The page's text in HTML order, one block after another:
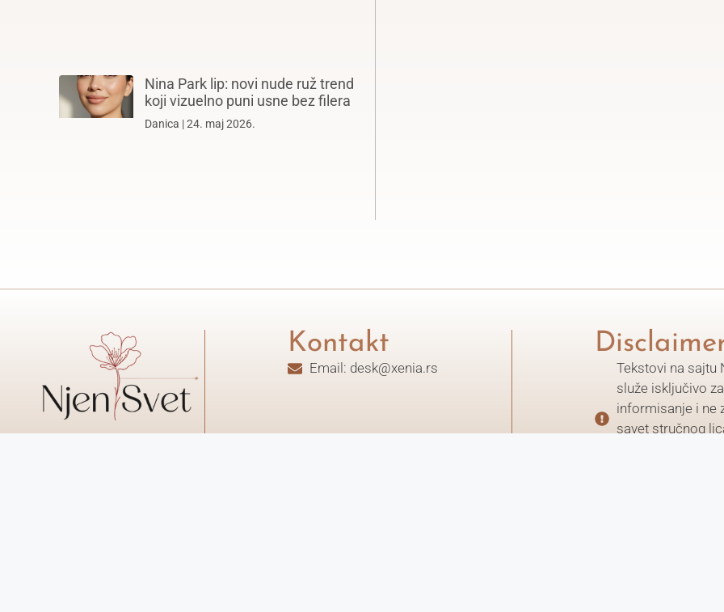
Nina Park lip: novi nude ruž trend
koji vizuelno puni usne bez filera
Danica 24. maj 2026.
Kontakt
Email: desk@xenia.rs
Tekstovi na sajtu
služe isključivo za
informisanje i ne
savet stručnog